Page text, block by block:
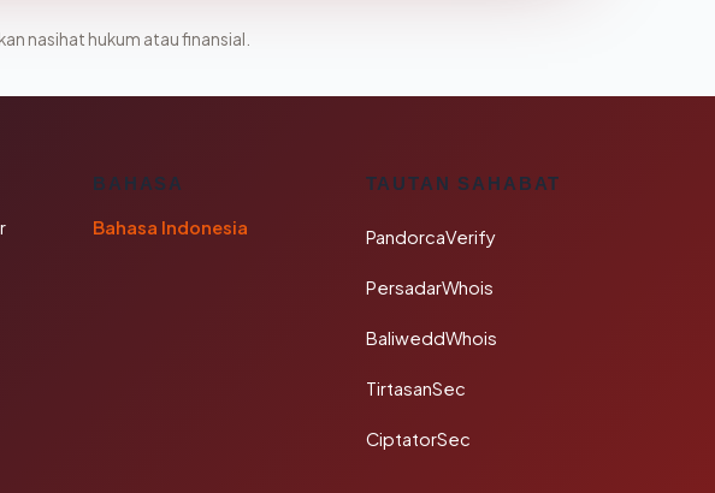
nasihat hukum atau finansial.
BAHASA
Bahasa Indonesia
TAUTAN SAHABAT
PandorcaVerify
PersadarWhois
BaliweddWhois
TirtasanSec
CiptatorSec